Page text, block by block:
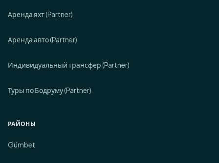
Аренда яхт (Partner)
Аренда авто (Partner)
Индивидуальный трансфер (Partner)
Туры по Бодруму (Partner)
РАЙОНЫ
Gümbet